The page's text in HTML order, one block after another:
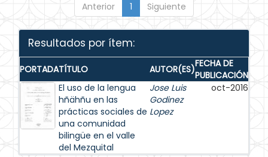
Anterior 1 Siguiente
Resultados por ítem:
PORTADATÍTULO AUTOR(ES)FECHA DE
PUBLICACIÓN
El uso de la lengua
hñähñu en las
prácticas sociales de
una comunidad
bilingüe en el valle
del Mezquital
Jose Luis
Godinez
Lopez
oct-2016